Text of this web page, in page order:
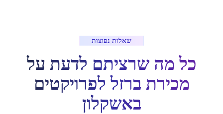
שאלות נפוצות
כל מה שרציתם לדעת על
מכירת ברזל לפרויקטים
באשקלון